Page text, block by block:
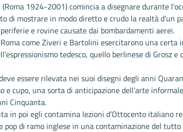
(Roma 1924-2001) comincia a disegnare durante
di mostrare in modo diretto e crudo la realtà d’un
e rovine causate dai bombardamenti aerei.
come Ziveri e Bartolini esercitarono una certa
tedesco, quello berlinese di Grosz
essere rilevata nei suoi disegni degli anni
e cupo, una sorta di anticipazione dell’arte
Cinquanta.
in poi egli contamina lezioni d’Ottocento italiano
pop di ramo inglese in una contaminazione del